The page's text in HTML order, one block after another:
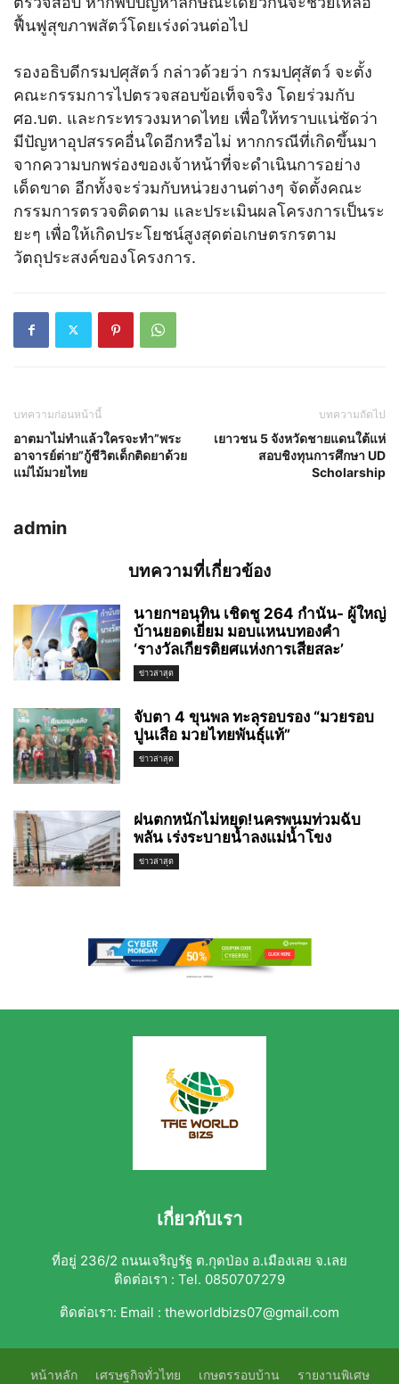
ฟื้นฟูสุขภาพสัตว์โดยเร่งด่วนต่อไป
รองอธิบดีกรมปศุสัตว์ กล่าวด้วยว่า กรมปศุสัตว์ จะตั้ง
คณะกรรมการไปตรวจสอบข้อเท็จจริง โดยร่วมกับ
ศอ.บต. และกระทรวงมหาดไทย เพื่อให้ทราบแน่ชัดว่า
มีปัญหาอุปสรรคอื่นใดอีกหรือไม่ หากกรณีที่เกิดขึ้นมา
จากความบกพร่องของเจ้าหน้าที่จะดำเนินการอย่าง
เด็ดขาด อีกทั้งจะร่วมกับหน่วยงานต่างๆ จัดตั้งคณะ
กรรมการตรวจติดตาม และประเมินผลโครงการเป็นระ
ยะๆ เพื่อให้เกิดประโยชน์สูงสุดต่อเกษตรกรตาม
วัตถุประสงค์ของโครงการ.
บทความก่อนหน้านี้
อาตมาไม่ทำแล้วใครจะทำ”พระ
อาจารย์ต่าย”กู้ชีวิตเด็กติดยาด้วย
แม่ไม้มวยไทย
บทความถัดไป
เยาวชน 5 จังหวัดชายแดนใต้แห่
สอบชิงทุนการศึกษา UD
Scholarship
admin
บทความที่เกี่ยวข้อง
นายกฯอนุทิน เชิดชู 264 กำนัน- ผู้ใหญ่
บ้านยอดเยี่ยม มอบแหนบทองคำ
‘รางวัลเกียรติยศแห่งการเสียสละ’
ข่าวล่าสุด
จับตา 4 ขุนพล ทะลุรอบรอง “มวยรอบ
ปูนเสือ มวยไทยพันธุ์แท้”
ข่าวล่าสุด
ฝนตกหนักไม่หยุด!นครพนมท่วมฉับ
พลัน เร่งระบายน้ำลงแม่น้ำโขง
ข่าวล่าสุด
เกี่ยวกับเรา
ที่อยู่ 236/2 ถนนเจริญรัฐ ต.กุดป่อง อ.เมืองเลย จ.เลย
ติดต่อเรา : Tel. 0850707279
ติดต่อเรา: Email : theworldbizs07@gmail.com
หน้าหลัก เศรษฐกิจทั่วไทย เกษตรรอบบ้าน รายงานพิเศษ